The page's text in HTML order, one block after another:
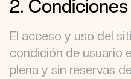
2.
El acceso y uso del
condición de usuario
plena y sin reservas